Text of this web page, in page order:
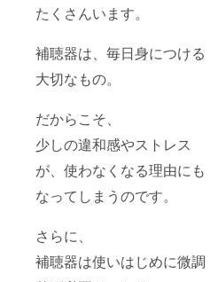
たくさんいます。
補聴器は、毎日身につける
大切なもの。
だからこそ、
少しの違和感やストレス
が、使わなくなる理由にも
なってしまうのです。
さらに、
補聴器は使いはじめに微調